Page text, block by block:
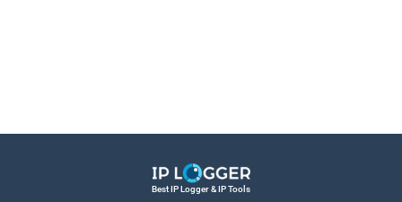
Best IP Logger & IP Tools